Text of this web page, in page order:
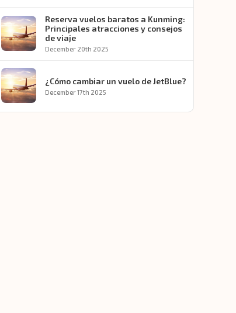
Reserva vuelos baratos a Kunming:
Principales atracciones y consejos
de viaje
December 20th 2025
¿Cómo cambiar un vuelo de JetBlue?
December 17th 2025